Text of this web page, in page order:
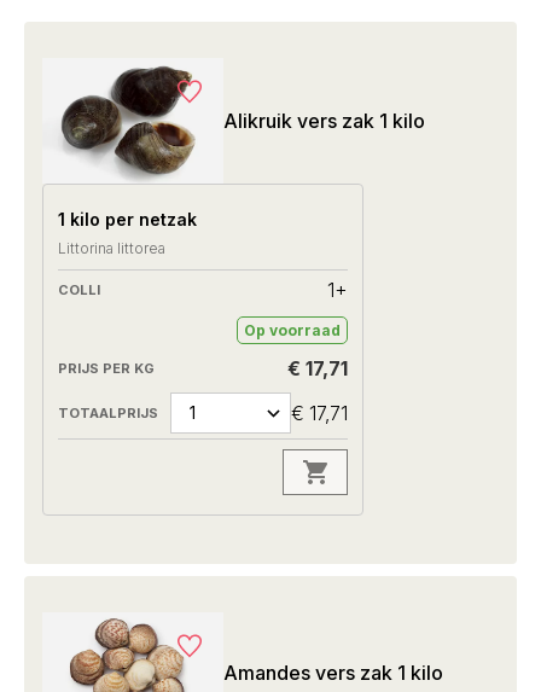
Alikruik vers zak 1 kilo
1 kilo per netzak
Littorina littorea
1+
Op voorraad
€ 17,71
€ 17,71
Amandes vers zak 1 kilo